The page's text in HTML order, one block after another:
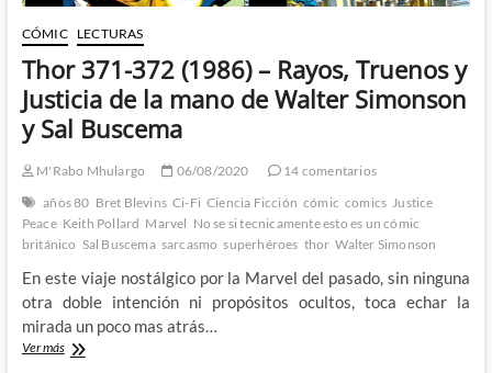
CÓMIC LECTURAS
Thor 371-372 (1986) – Rayos, Truenos y
Justicia de la mano de Walter Simonson
y Sal Buscema
M'Rabo Mhulargo 06/08/2020
14 comentarios
años 80 Bret Blevins Ci-Fi Ciencia Ficción cómic comics Justice
Peace Keith Pollard Marvel No se si tecnicamente esto es un cómic
británico Sal Buscema sarcasmo superhéroes thor Walter Simonson
En este viaje nostálgico por la Marvel del pasado, sin ninguna
otra doble intención ni propósitos ocultos, toca echar la
mirada un poco mas atrás…
Ver másThor